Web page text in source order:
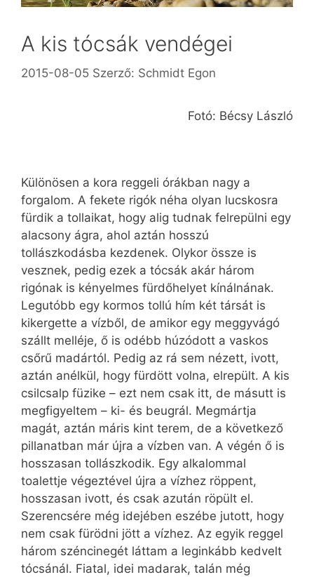
A kis tócsák vendégei
2015-08-05 Szerző: Schmidt Egon
Fotó: Bécsy László
Különösen a kora reggeli órákban nagy a
forgalom. A fekete rigók néha olyan lucskosra
fürdik a tollaikat, hogy alig tudnak felrepülni egy
alacsony ágra, ahol aztán hosszú
tollászkodásba kezdenek. Olykor össze is
vesznek, pedig ezek a tócsák akár három
rigónak is kényelmes fürdőhelyet kínálnának.
Legutóbb egy kormos tollú hím két társát is
kikergette a vízből, de amikor egy meggyvágó
szállt melléje, ő is odébb húzódott a vaskos
csőrű madártól. Pedig az rá sem nézett, ivott,
aztán anélkül, hogy fürdött volna, elrepült. A kis
csilcsalp füzike – ezt nem csak itt, de másutt is
megfigyeltem – ki- és beugrál. Megmártja
magát, aztán máris kint terem, de a következő
pillanatban már újra a vízben van. A végén ő is
hosszasan tollászkodik. Egy alkalommal
toalettje végeztével újra a vízhez röppent,
hosszasan ivott, és csak azután röpült el.
Szerencsére még idejében eszébe jutott, hogy
nem csak fürödni jött a vízhez. Az egyik reggel
három széncinegét láttam a leginkább kedvelt
tócsánál. Fiatal, idei madarak, talán még